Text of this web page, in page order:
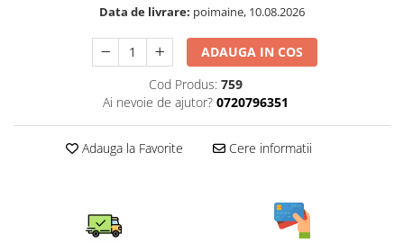
Data de livrare: poimaine, 10.08.2026
ADAUGA IN COS
Cod Produs: 759
Ai nevoie de ajutor? 0720796351
Adauga la Favorite Cere informatii